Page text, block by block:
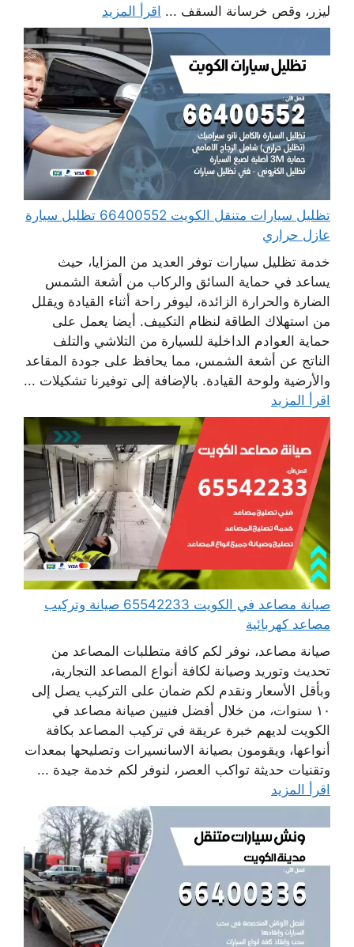
ليزر، وقص خرسانة السقف ... اقرأ المزيد
تظليل سيارات متنقل الكويت 66400552 تظليل سيارة
عازل حراري
خدمة تظليل سيارات توفر العديد من المزايا، حيث
يساعد في حماية السائق والركاب من أشعة الشمس
الضارة والحرارة الزائدة، ليوفر راحة أثناء القيادة ويقلل
من استهلاك الطاقة لنظام التكييف. أيضا يعمل على
حماية العوادم الداخلية للسيارة من التلاشي والتلف
الناتج عن أشعة الشمس، مما يحافظ على جودة المقاعد
والأرضية ولوحة القيادة. بالإضافة إلى توفيرنا تشكيلات ...
اقرأ المزيد
صيانة مصاعد في الكويت 65542233 صيانة وتركيب
مصاعد كهربائية
صيانة مصاعد، نوفر لكم كافة متطلبات المصاعد من
تحديث وتوريد وصيانة لكافة أنواع المصاعد التجارية،
وبأقل الأسعار ونقدم لكم ضمان على التركيب يصل إلى
١٠ سنوات، من خلال أفضل فنيين صيانة مصاعد في
الكويت لديهم خبرة عريقة في تركيب المصاعد بكافة
أنواعها، ويقومون بصيانة الاسانسيرات وتصليحها بمعدات
وتقنيات حديثة تواكب العصر، لنوفر لكم خدمة جيدة ...
اقرأ المزيد